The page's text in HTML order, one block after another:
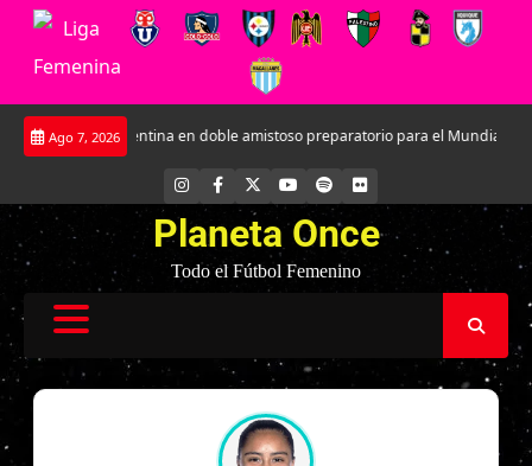
Saltar
Ago 7, 2026
a Argentina en doble amistoso preparatorio para el Mundial
INSTAGRAM
FACEBOOK YOUTUBE
SPOTIFYFLICKR
Planeta Once
Todo el Fútbol Femenino